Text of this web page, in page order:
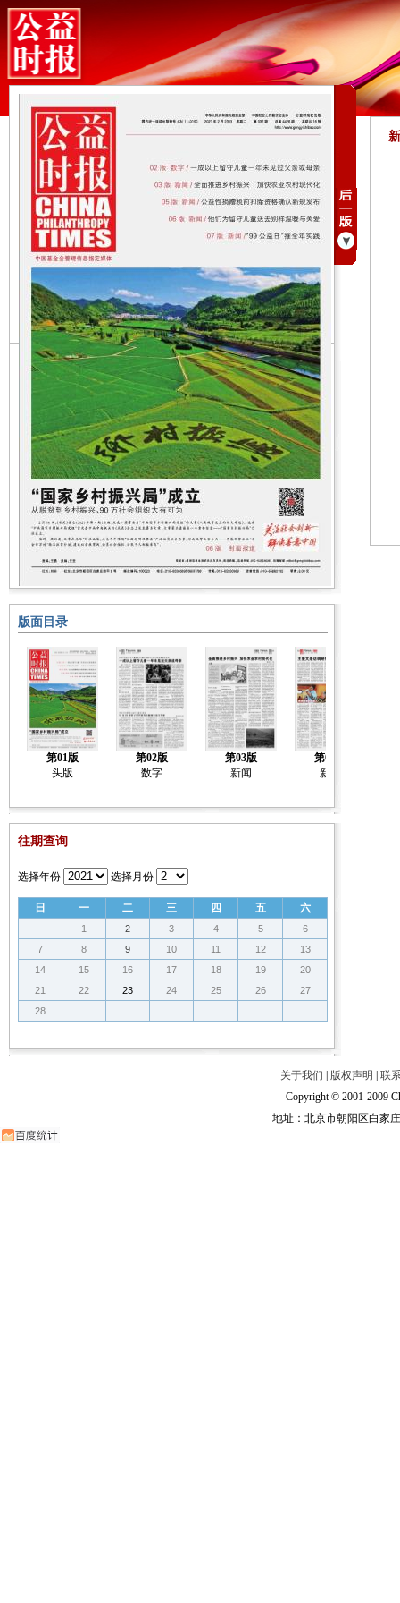
版面目录
第01版
头版
第02版
数字
第03版
新闻
第04版
新闻
往期查询
选择年份 选择月份
日 一 二 三 四 五 六
1 2 3 4 5
6
7
8 9 10 11 12
13
14
15 16 17 18 19
20
21
22 23 24 25 26
27
28
关于我们 版权声明
联
Copyright © 2001-2009
地址：北京市朝阳区白家